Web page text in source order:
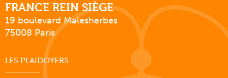
FRANCE REIN SIÈGE
19 boulevard Malesherbes
75008 Paris
LES PLAIDOYERS